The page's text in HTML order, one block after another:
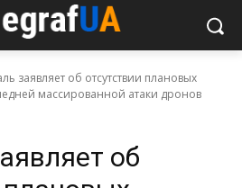
заявляет об отсутствии плановых
массированной атаки дронов
об